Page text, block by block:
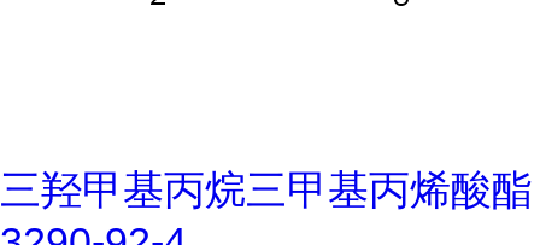
三羟甲基丙烷三甲基丙烯酸酯